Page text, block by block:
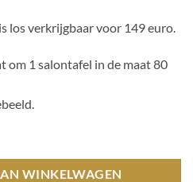
los verkrijgbaar voor 149 euro.
om 1 salontafel in de maat 80
WINKELWAGEN